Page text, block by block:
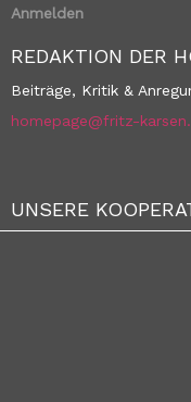
Anmelden
REDAKTION DER
Beiträge, Kritik &
homepage@fritz-
UNSERE